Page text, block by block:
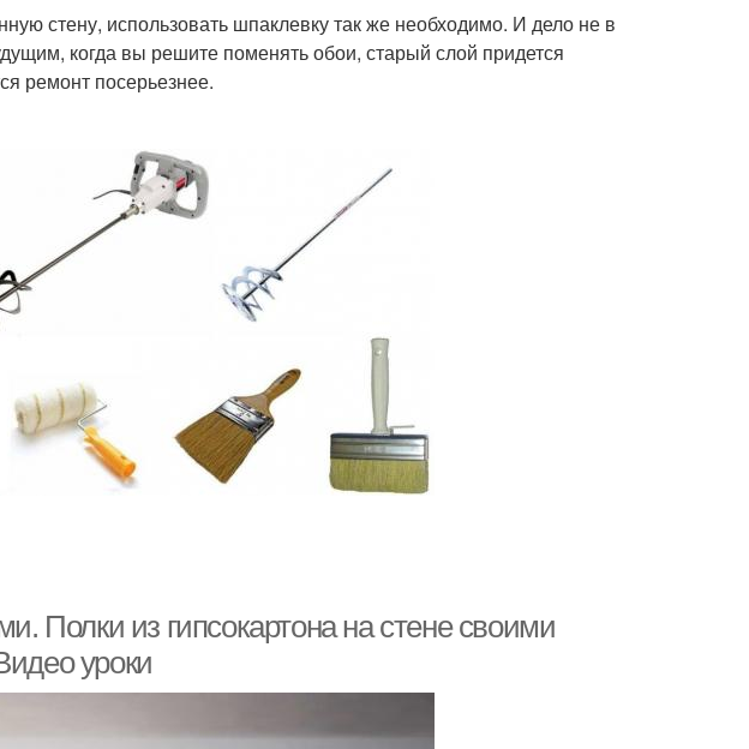
стену, использовать шпаклевку так же необходимо. И дело не в
когда вы решите поменять обои, старый слой придется
ремонт посерьезнее.
Полки из гипсокартона на стене своими
уроки